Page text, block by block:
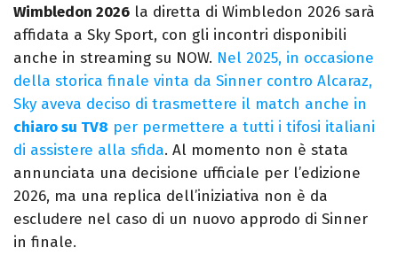
Wimbledon 2026 la diretta di Wimbledon 2026 sarà
affidata a Sky Sport, con gli incontri disponibili
anche in streaming su NOW. Nel 2025, in occasione
della storica finale vinta da Sinner contro Alcaraz,
Sky aveva deciso di trasmettere il match anche in
chiaro su TV8 per permettere a tutti i tifosi italiani
di assistere alla sfida. Al momento non è stata
annunciata una decisione ufficiale per l’edizione
2026, ma una replica dell’iniziativa non è da
escludere nel caso di un nuovo approdo di Sinner
in finale.